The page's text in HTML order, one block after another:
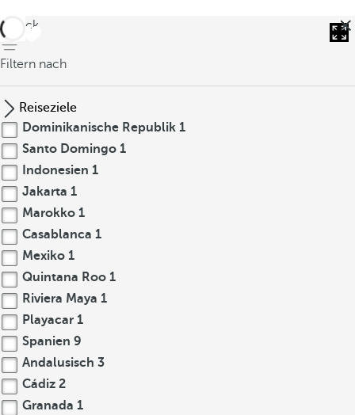
zurück
Filtern nach
Reiseziele
Dominikanische Republik 1
Santo Domingo 1
Indonesien 1
Jakarta 1
Marokko 1
Casablanca 1
Mexiko 1
Quintana Roo 1
Riviera Maya 1
Playacar 1
Spanien 9
Andalusisch 3
Cádiz 2
Granada 1